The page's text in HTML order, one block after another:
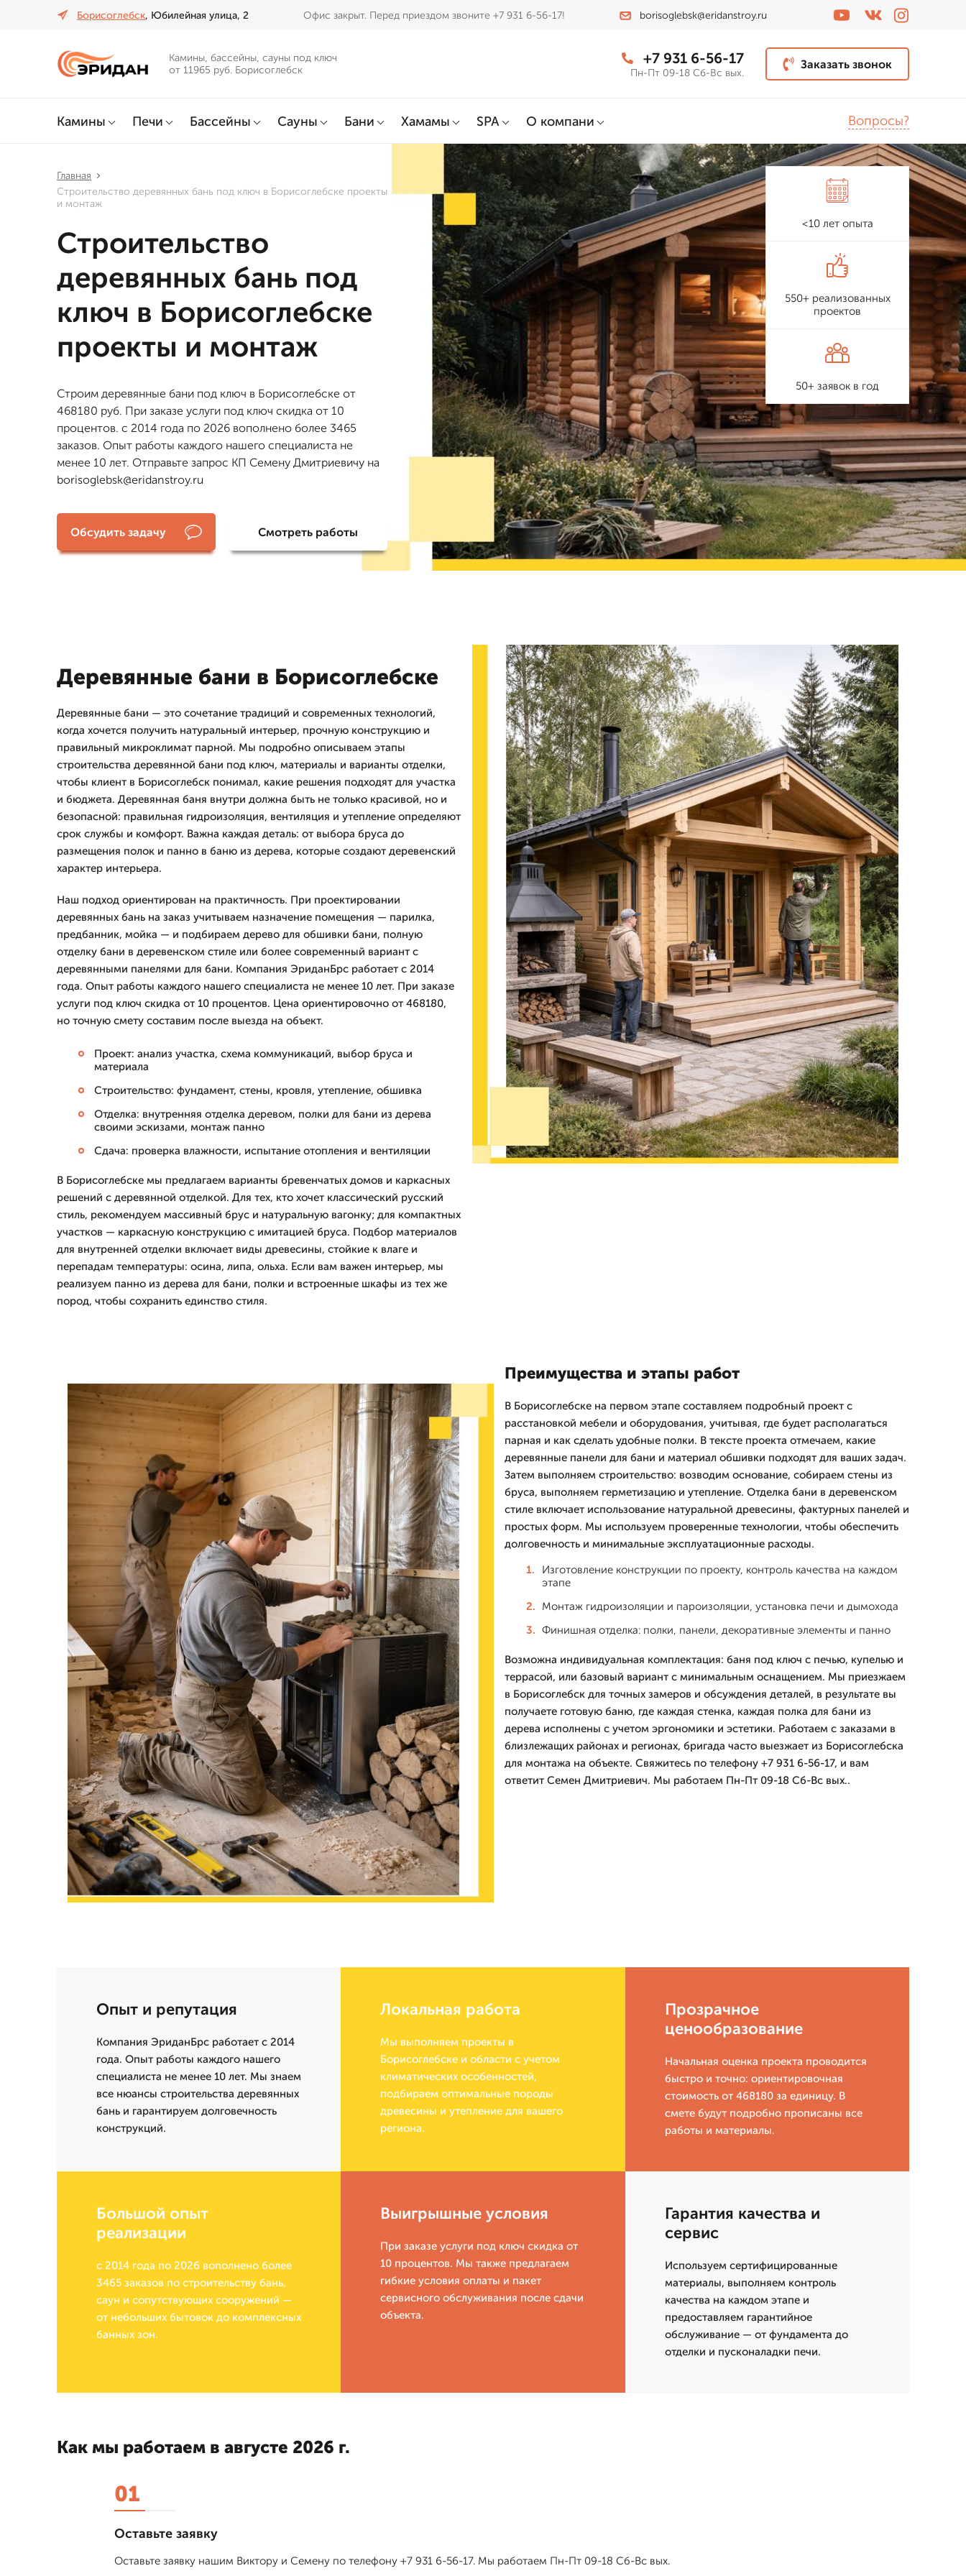
Борисоглебск, Юбилейная улица, 2 Офис закрыт. Перед приездом звоните +7 931 6-56-17! borisoglebsk@eridanstroy.ru
Камины, бассейны, сауны под ключ
от 11965 руб. Борисоглебск
+7 931 6-56-17
Пн-Пт 09-18 Сб-Вс вых.
Заказать звонок
Камины Печи Бассейны Сауны Бани Хамамы SPA О компани Вопросы?
Главная
Строительство деревянных бань под ключ в Борисоглебске проекты
и монтаж
Строительство
деревянных бань под
ключ в Борисоглебске
проекты и монтаж
Строим деревянные бани под ключ в Борисоглебске от
468180 руб. При заказе услуги под ключ скидка от 10
процентов. с 2014 года по 2026 вополнено более 3465
заказов. Опыт работы каждого нашего специалиста не
менее 10 лет. Отправьте запрос КП Семену Дмитриевичу на
borisoglebsk@eridanstroy.ru
Обсудить задачу Смотреть работы
<10 лет опыта
550+ реализованных
проектов
50+ заявок в год
Деревянные бани в Борисоглебске
Деревянные бани — это сочетание традиций и современных технологий,
когда хочется получить натуральный интерьер, прочную конструкцию и
правильный микроклимат парной. Мы подробно описываем этапы
строительства деревянной бани под ключ, материалы и варианты отделки,
чтобы клиент в Борисоглебск понимал, какие решения подходят для участка
и бюджета. Деревянная баня внутри должна быть не только красивой, но и
безопасной: правильная гидроизоляция, вентиляция и утепление определяют
срок службы и комфорт. Важна каждая деталь: от выбора бруса до
размещения полок и панно в баню из дерева, которые создают деревенский
характер интерьера.
Наш подход ориентирован на практичность. При проектировании
деревянных бань на заказ учитываем назначение помещения — парилка,
предбанник, мойка — и подбираем дерево для обшивки бани, полную
отделку бани в деревенском стиле или более современный вариант с
деревянными панелями для бани. Компания ЭриданБрс работает с 2014
года. Опыт работы каждого нашего специалиста не менее 10 лет. При заказе
услуги под ключ скидка от 10 процентов. Цена ориентировочно от 468180,
но точную смету составим после выезда на объект.
Проект: анализ участка, схема коммуникаций, выбор бруса и
материала
Строительство: фундамент, стены, кровля, утепление, обшивка
Отделка: внутренняя отделка деревом, полки для бани из дерева
своими эскизами, монтаж панно
Сдача: проверка влажности, испытание отопления и вентиляции
В Борисоглебске мы предлагаем варианты бревенчатых домов и каркасных
решений с деревянной отделкой. Для тех, кто хочет классический русский
стиль, рекомендуем массивный брус и натуральную вагонку; для компактных
участков — каркасную конструкцию с имитацией бруса. Подбор материалов
для внутренней отделки включает виды древесины, стойкие к влаге и
перепадам температуры: осина, липа, ольха. Если вам важен интерьер, мы
реализуем панно из дерева для бани, полки и встроенные шкафы из тех же
пород, чтобы сохранить единство стиля.
Преимущества и этапы работ
В Борисоглебске на первом этапе составляем подробный проект с
расстановкой мебели и оборудования, учитывая, где будет располагаться
парная и как сделать удобные полки. В тексте проекта отмечаем, какие
деревянные панели для бани и материал обшивки подходят для ваших задач.
Затем выполняем строительство: возводим основание, собираем стены из
бруса, выполняем герметизацию и утепление. Отделка бани в деревенском
стиле включает использование натуральной древесины, фактурных панелей и
простых форм. Мы используем проверенные технологии, чтобы обеспечить
долговечность и минимальные эксплуатационные расходы.
Изготовление конструкции по проекту, контроль качества на каждом
этапе
Монтаж гидроизоляции и пароизоляции, установка печи и дымохода
Финишная отделка: полки, панели, декоративные элементы и панно
Возможна индивидуальная комплектация: баня под ключ с печью, купелью и
террасой, или базовый вариант с минимальным оснащением. Мы приезжаем
в Борисоглебск для точных замеров и обсуждения деталей, в результате вы
получаете готовую баню, где каждая стенка, каждая полка для бани из
дерева исполнены с учетом эргономики и эстетики. Работаем с заказами в
близлежащих районах и регионах, бригада часто выезжает из Борисоглебска
для монтажа на объекте. Свяжитесь по телефону +7 931 6-56-17, и вам
ответит Семен Дмитриевич. Мы работаем Пн-Пт 09-18 Сб-Вс вых..
Опыт и репутация
Компания ЭриданБрс работает с 2014
года. Опыт работы каждого нашего
специалиста не менее 10 лет. Мы знаем
все нюансы строительства деревянных
бань и гарантируем долговечность
конструкций.
Локальная работа
Мы выполняем проекты в
Борисоглебске и области с учетом
климатических особенностей,
подбираем оптимальные породы
древесины и утепление для вашего
региона.
Прозрачное
ценообразование
Начальная оценка проекта проводится
быстро и точно: ориентировочная
стоимость от 468180 за единицу. В
смете будут подробно прописаны все
работы и материалы.
Большой опыт
реализации
с 2014 года по 2026 вополнено более
3465 заказов по строительству бань,
саун и сопутствующих сооружений —
от небольших бытовок до комплексных
банных зон.
Выигрышные условия
При заказе услуги под ключ скидка от
10 процентов. Мы также предлагаем
гибкие условия оплаты и пакет
сервисного обслуживания после сдачи
объекта.
Гарантия качества и
сервис
Используем сертифицированные
материалы, выполняем контроль
качества на каждом этапе и
предоставляем гарантийное
обслуживание — от фундамента до
отделки и пусконаладки печи.
Как мы работаем в августе 2026 г.
01
Оставьте заявку
Оставьте заявку нашим Виктору и Семену по телефону +7 931 6-56-17. Мы работаем Пн-Пт 09-18 Сб-Вс вых.